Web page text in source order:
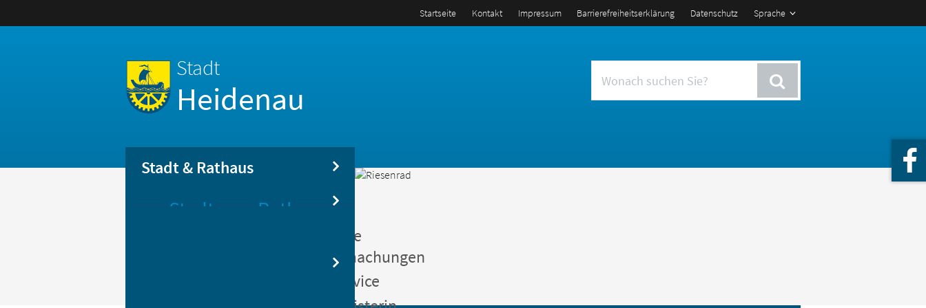
Sprache
Startseite Kontakt Impressum Barrierefreiheitserklärung Datenschutz
Stadt
Heidenau
Stadt & Rathaus
Stadt Rathaus
Öffentliche
Bekanntmachungen
Bürgerservice